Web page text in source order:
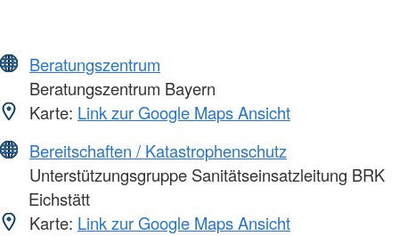
Beratungszentrum
Beratungszentrum Bayern
Karte: Link zur Google Maps Ansicht
Bereitschaften / Katastrophenschutz
Unterstützungsgruppe Sanitätseinsatzleitung BRK
Eichstätt
Karte: Link zur Google Maps Ansicht